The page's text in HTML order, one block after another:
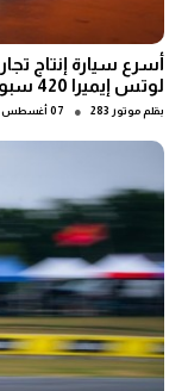
أسرع سيارة إنتاج
لوتس إيميرا 420 سبورت تصل إلى الشرق الأوسط
بقلم موتور 283 ● 07 أغسطس 2026